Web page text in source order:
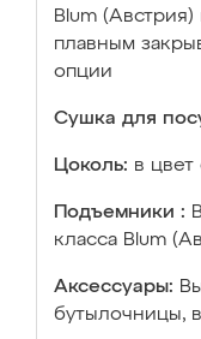
Blum
плавным
опции
Сушка для
Цоколь: в цвет
Подъемники :
класса Blum
Аксессуары:
бутылочницы,